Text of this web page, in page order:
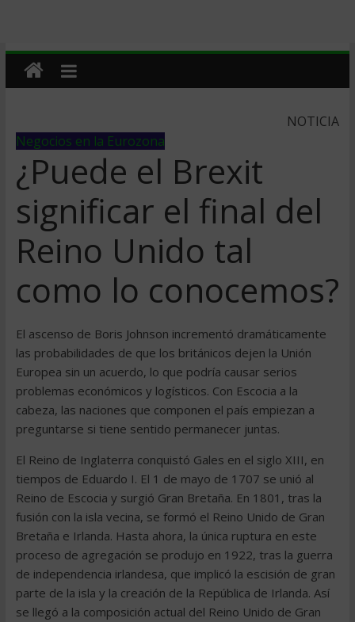
NOTICIA
Negocios en la Eurozona
¿Puede el Brexit
significar el final del
Reino Unido tal
como lo conocemos?
El ascenso de Boris Johnson incrementó dramáticamente
las probabilidades de que los británicos dejen la Unión
Europea sin un acuerdo, lo que podría causar serios
problemas económicos y logísticos. Con Escocia a la
cabeza, las naciones que componen el país empiezan a
preguntarse si tiene sentido permanecer juntas.
El Reino de Inglaterra conquistó Gales en el siglo XIII, en
tiempos de Eduardo I. El 1 de mayo de 1707 se unió al
Reino de Escocia y surgió Gran Bretaña. En 1801, tras la
fusión con la isla vecina, se formó el Reino Unido de Gran
Bretaña e Irlanda. Hasta ahora, la única ruptura en este
proceso de agregación se produjo en 1922, tras la guerra
de independencia irlandesa, que implicó la escisión de gran
parte de la isla y la creación de la República de Irlanda. Así
se llegó a la composición actual del Reino Unido de Gran